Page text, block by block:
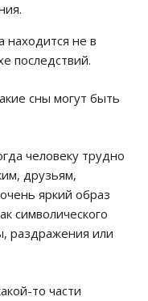
находится не в
последствий.
сны могут быть
человеку трудно
друзьям,
яркий образ
символического
раздражения или
то части